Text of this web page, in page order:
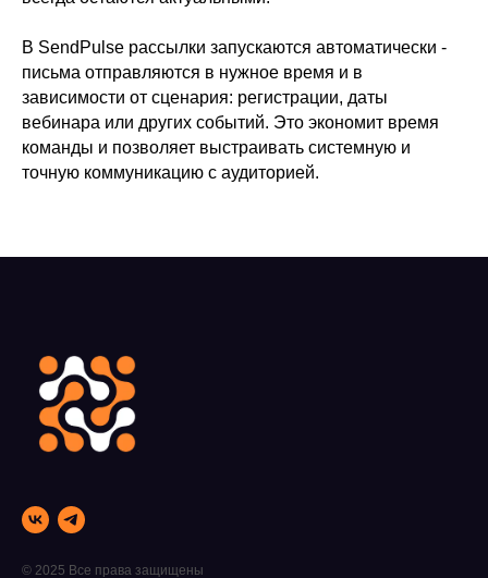
В SendPulse рассылки запускаются автоматически -
письма отправляются в нужное время и в
зависимости от сценария: регистрации, даты
вебинара или других событий. Это экономит время
команды и позволяет выстраивать системную и
точную коммуникацию с аудиторией.
© 2025 Все права защищены